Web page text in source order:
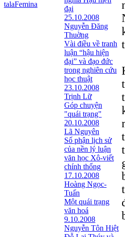
talaFemina
đại
25.10.2008
Nguyễn Đăng
Thuờng
Vài điều về tranh
luận “hậu hiện
đại” và đạo đức
trong nghiên cứu
học thuật
23.10.2008
Trịnh Lữ
Góp chuyện
"quái trạng"
20.10.2008
Lã Nguyên
Số phận lịch sử
của nền lý luận
văn học Xô-viết
chính thống
17.10.2008
Hoàng Ngọc-
Tuấn
Một quái trạng
văn hoá
9.10.2008
Nguyễn Tôn Hiệt